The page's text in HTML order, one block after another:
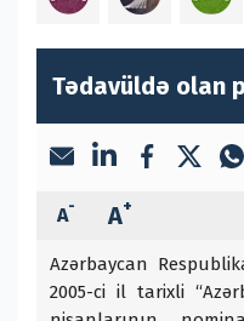
Tədavüldə olan
A- A+
Azərbaycan
2005-ci il tarixli